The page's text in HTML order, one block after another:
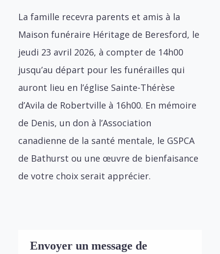
La famille recevra parents et amis à la
Maison funéraire Héritage de Beresford, le
jeudi 23 avril 2026, à compter de 14h00
jusqu’au départ pour les funérailles qui
auront lieu en l’église Sainte-Thérèse
d’Avila de Robertville à 16h00. En mémoire
de Denis, un don à l’Association
canadienne de la santé mentale, le GSPCA
de Bathurst ou une œuvre de bienfaisance
de votre choix serait apprécier.
Envoyer un message de